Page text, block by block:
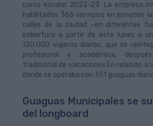
curso escolar 2022-23. La empresa
habilitados 365 servicios en jornadas
calles de la ciudad –en diferentes
cobertura a partir de este lunes a
120.000 viajeros diarios, que se
profesional y académica,
tradicional de vacaciones.En relación a
donde se operaba con 351 guaguas
Guaguas Municipales se
del longboard